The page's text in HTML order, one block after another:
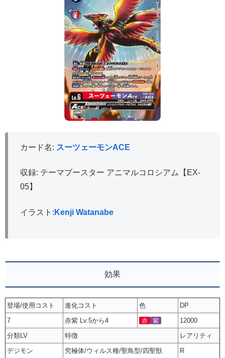
カード名: スーツェーモンACE
収録: テーマブースター アニマルコロシアム【EX-
05】
イラスト: Kenji Watanabe
効果
登場/使用コスト 進化コスト 色
DP
7
赤紫 Lv.5から4 赤 紫
12000
分類LV
特徴
レアリティ
デジモン
究極体/ウィルス種/聖鳥型/四聖獣 R